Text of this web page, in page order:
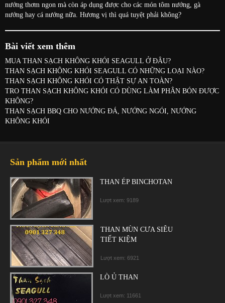
nướng thơm ngon mà còn áp dụng được cho các món tôm nướng, gà
nướng hay cá nướng nữa. Hương vị thì quá tuyệt phải không?
Bài viết xem thêm
MUA THAN SẠCH KHÔNG KHÓI SEAGULL Ở ĐÂU?
THAN SẠCH KHÔNG KHÓI SEAGULL CÓ NHỮNG LOẠI NÀO?
THAN SẠCH KHÔNG KHÓI CÓ THẬT SỰ AN TOÀN?
TRO THAN SẠCH KHÔNG KHÓI CÓ DÙNG LÀM PHÂN BÓN ĐƯỢC
KHÔNG?
THAN SẠCH BBQ CHO NƯỚNG ĐÁ, NƯỚNG NGÓI, NƯỚNG
KHÔNG KHÓI
Sản phẩm mới nhất
THAN ÉP BINCHOTAN
Lượt xem: 9189
THAN MÙN CƯA SIÊU
TIẾT KIỆM
Lượt xem: 6921
LÒ Ủ THAN
Lượt xem: 11661